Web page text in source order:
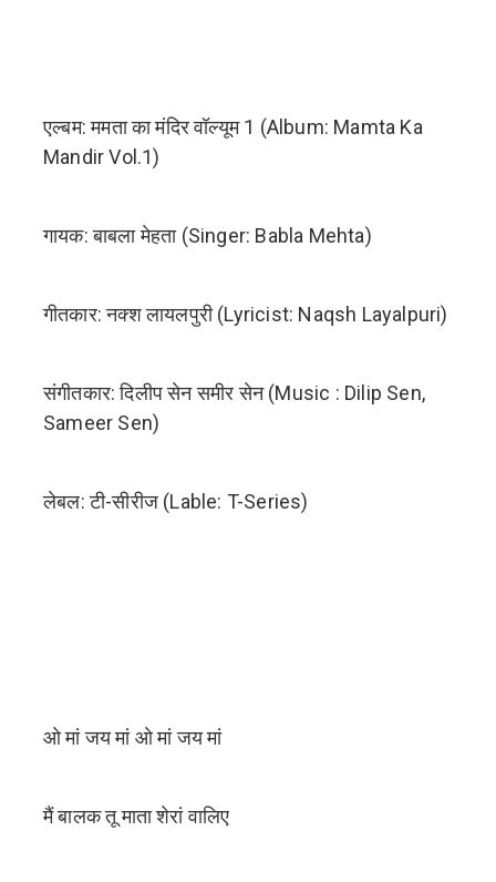
एल्बम: ममता का मंदिर वॉल्यूम 1 (Album: Mamta Ka
Mandir Vol.1)
गायक: बाबला मेहता (Singer: Babla Mehta)
गीतकार: नक्श लायलपुरी (Lyricist: Naqsh Layalpuri)
संगीतकार: दिलीप सेन समीर सेन (Music : Dilip Sen,
Sameer Sen)
लेबल: टी-सीरीज (Lable: T-Series)
ओ मां जय मां ओ मां जय मां
मैं बालक तू माता शेरां वालिए